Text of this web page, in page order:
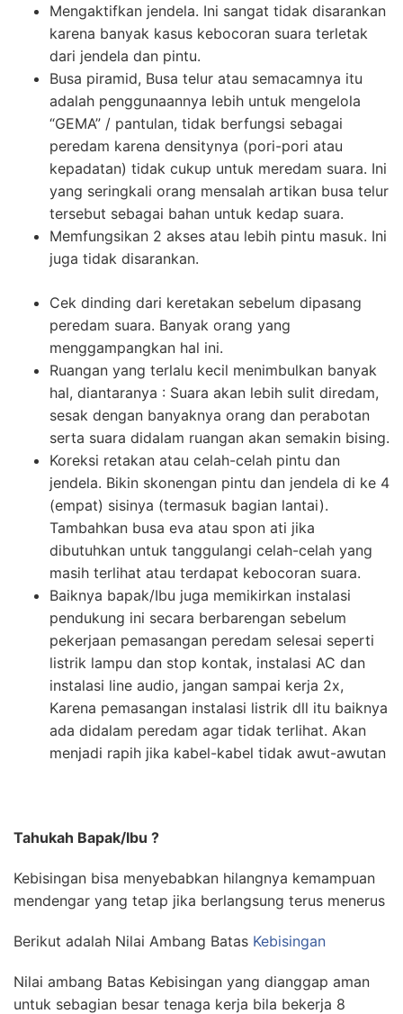
Mengaktifkan jendela. Ini sangat tidak disarankan
karena banyak kasus kebocoran suara terletak
dari jendela dan pintu.
Busa piramid, Busa telur atau semacamnya itu
adalah penggunaannya lebih untuk mengelola
“GEMA” / pantulan, tidak berfungsi sebagai
peredam karena densitynya (pori-pori atau
kepadatan) tidak cukup untuk meredam suara. Ini
yang seringkali orang mensalah artikan busa telur
tersebut sebagai bahan untuk kedap suara.
Memfungsikan 2 akses atau lebih pintu masuk. Ini
juga tidak disarankan.
Cek dinding dari keretakan sebelum dipasang
peredam suara. Banyak orang yang
menggampangkan hal ini.
Ruangan yang terlalu kecil menimbulkan banyak
hal, diantaranya : Suara akan lebih sulit diredam,
sesak dengan banyaknya orang dan perabotan
serta suara didalam ruangan akan semakin bising.
Koreksi retakan atau celah-celah pintu dan
jendela. Bikin skonengan pintu dan jendela di ke 4
(empat) sisinya (termasuk bagian lantai).
Tambahkan busa eva atau spon ati jika
dibutuhkan untuk tanggulangi celah-celah yang
masih terlihat atau terdapat kebocoran suara.
Baiknya bapak/Ibu juga memikirkan instalasi
pendukung ini secara berbarengan sebelum
pekerjaan pemasangan peredam selesai seperti
listrik lampu dan stop kontak, instalasi AC dan
instalasi line audio, jangan sampai kerja 2x,
Karena pemasangan instalasi listrik dll itu baiknya
ada didalam peredam agar tidak terlihat. Akan
menjadi rapih jika kabel-kabel tidak awut-awutan
Tahukah Bapak/Ibu ?
Kebisingan bisa menyebabkan hilangnya kemampuan
mendengar yang tetap jika berlangsung terus menerus
Berikut adalah Nilai Ambang Batas Kebisingan
Nilai ambang Batas Kebisingan yang dianggap aman
untuk sebagian besar tenaga kerja bila bekerja 8